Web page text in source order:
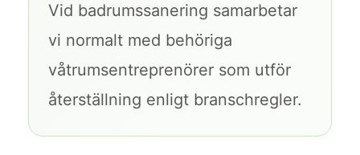
Vid badrumssanering samarbetar
vi normalt med behöriga
våtrumsentreprenörer som utför
återställning enligt branschregler.